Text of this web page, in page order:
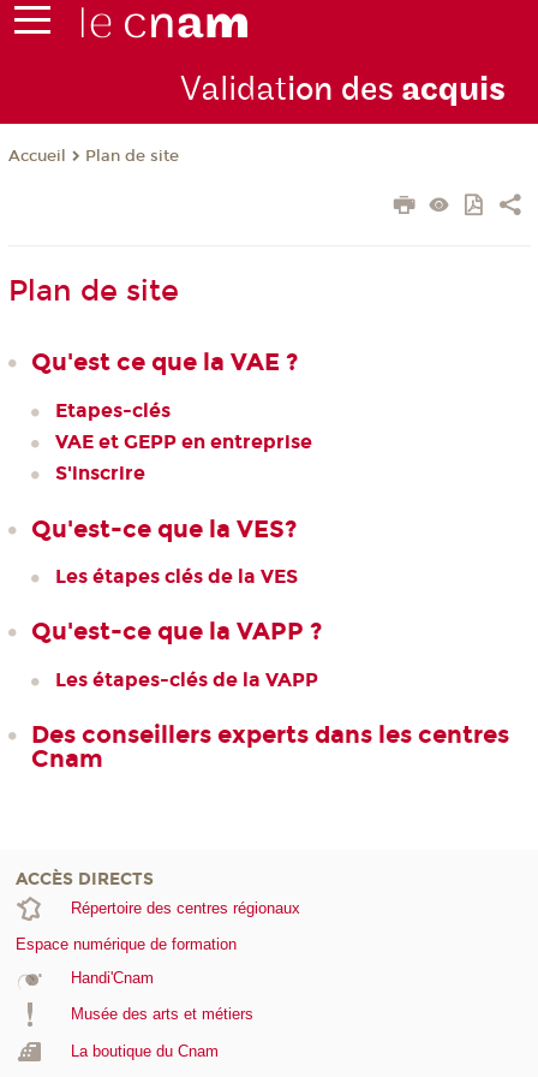
Validation des acquis
Accueil Plan de site
Plan de site
Qu'est ce que la VAE ?
Etapes-clés
VAE et GEPP en entreprise
S'inscrire
Qu'est-ce que la VES?
Les étapes clés de la VES
Qu'est-ce que la VAPP ?
Les étapes-clés de la VAPP
Des conseillers experts dans les centres
Cnam
ACCÈS DIRECTS
Répertoire des centres régionaux
Espace numérique de formation
Handi'Cnam
Musée des arts et métiers
La boutique du Cnam